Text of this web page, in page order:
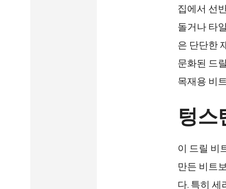
집에서 선
돌거나 타
은 단단한
문화된 드
목재용 비
텅
이 드릴 비
만든 비트
다. 특히